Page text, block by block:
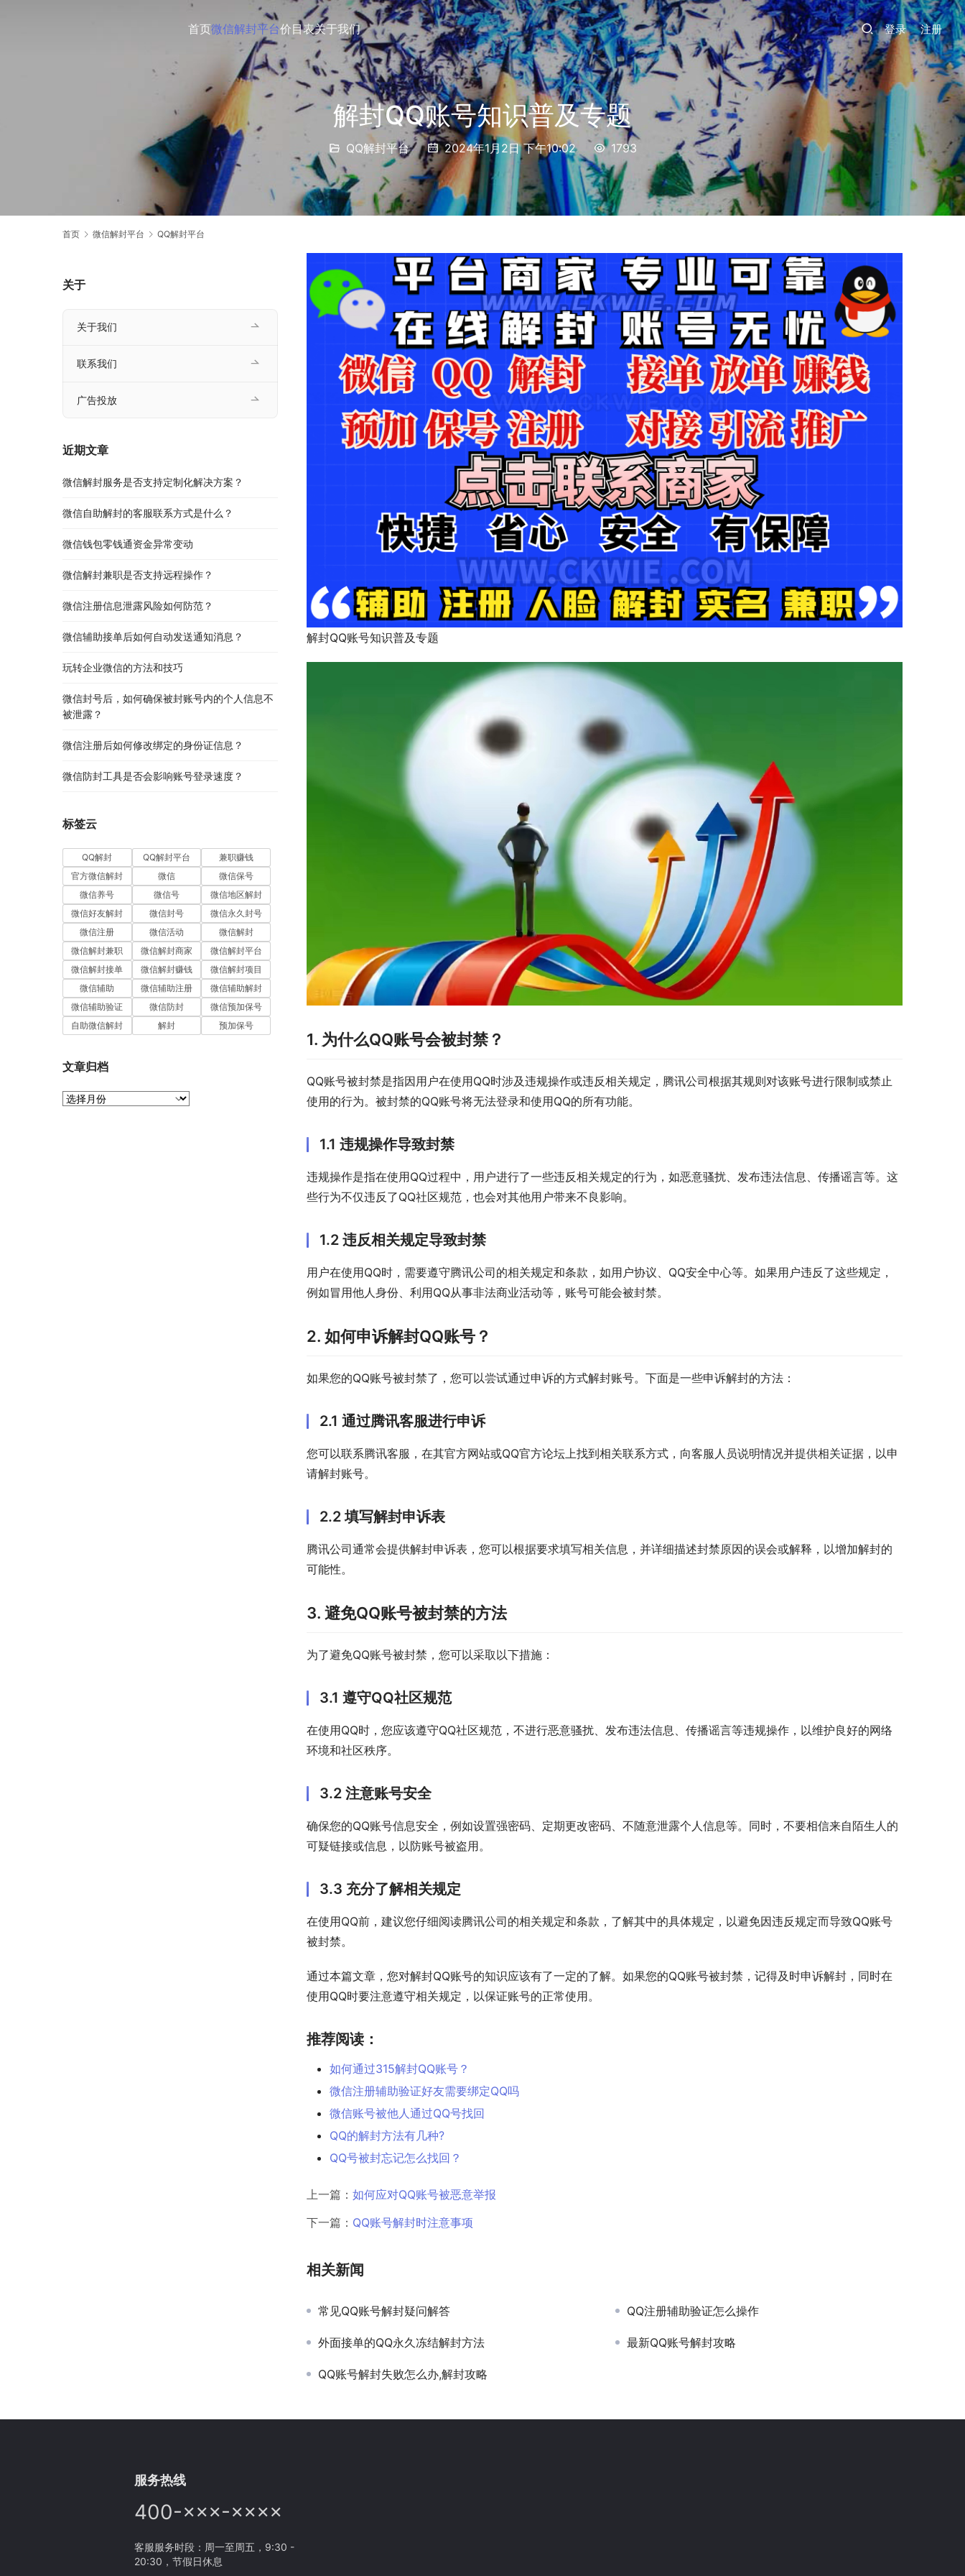
首页微信解封平台价目表关于我们 登录 注册
解封QQ账号知识普及专题
QQ解封平台 2024年1月2日 下午10:02 1793
首页 微信解封平台 QQ解封平台
解封QQ账号知识普及专题
1. 为什么QQ账号会被封禁？
QQ账号被封禁是指因用户在使用QQ时涉及违规操作或违反相关规定，腾讯公司根据其规则对该账号进行限制或禁止
使用的行为。被封禁的QQ账号将无法登录和使用QQ的所有功能。
1.1 违规操作导致封禁
违规操作是指在使用QQ过程中，用户进行了一些违反相关规定的行为，如恶意骚扰、发布违法信息、传播谣言等。这
些行为不仅违反了QQ社区规范，也会对其他用户带来不良影响。
1.2 违反相关规定导致封禁
用户在使用QQ时，需要遵守腾讯公司的相关规定和条款，如用户协议、QQ安全中心等。如果用户违反了这些规定，
例如冒用他人身份、利用QQ从事非法商业活动等，账号可能会被封禁。
2. 如何申诉解封QQ账号？
如果您的QQ账号被封禁了，您可以尝试通过申诉的方式解封账号。下面是一些申诉解封的方法：
2.1 通过腾讯客服进行申诉
您可以联系腾讯客服，在其官方网站或QQ官方论坛上找到相关联系方式，向客服人员说明情况并提供相关证据，以申
请解封账号。
2.2 填写解封申诉表
腾讯公司通常会提供解封申诉表，您可以根据要求填写相关信息，并详细描述封禁原因的误会或解释，以增加解封的
可能性。
3. 避免QQ账号被封禁的方法
为了避免QQ账号被封禁，您可以采取以下措施：
3.1 遵守QQ社区规范
在使用QQ时，您应该遵守QQ社区规范，不进行恶意骚扰、发布违法信息、传播谣言等违规操作，以维护良好的网络
环境和社区秩序。
3.2 注意账号安全
确保您的QQ账号信息安全，例如设置强密码、定期更改密码、不随意泄露个人信息等。同时，不要相信来自陌生人的
可疑链接或信息，以防账号被盗用。
3.3 充分了解相关规定
在使用QQ前，建议您仔细阅读腾讯公司的相关规定和条款，了解其中的具体规定，以避免因违反规定而导致QQ账号
被封禁。
通过本篇文章，您对解封QQ账号的知识应该有了一定的了解。如果您的QQ账号被封禁，记得及时申诉解封，同时在
使用QQ时要注意遵守相关规定，以保证账号的正常使用。
推荐阅读：
如何通过315解封QQ账号？
微信注册辅助验证好友需要绑定QQ吗
微信账号被他人通过QQ号找回
QQ的解封方法有几种?
QQ号被封忘记怎么找回？
上一篇： 如何应对QQ账号被恶意举报
下一篇： QQ账号解封时注意事项
相关新闻
常见QQ账号解封疑问解答 QQ注册辅助验证怎么操作
外面接单的QQ永久冻结解封方法 最新QQ账号解封攻略
QQ账号解封失败怎么办,解封攻略
关于
关于我们
联系我们
广告投放
近期文章
微信解封服务是否支持定制化解决方案？
微信自助解封的客服联系方式是什么？
微信钱包零钱通资金异常变动
微信解封兼职是否支持远程操作？
微信注册信息泄露风险如何防范？
微信辅助接单后如何自动发送通知消息？
玩转企业微信的方法和技巧
微信封号后，如何确保被封账号内的个人信息不
被泄露？
微信注册后如何修改绑定的身份证信息？
微信防封工具是否会影响账号登录速度？
标签云
QQ解封 QQ解封平台
兼职赚钱
官方微信解封
微信
微信保号
微信养号
微信号
微信地区解封
微信好友解封
微信封号
微信永久封号
微信注册
微信活动
微信解封
微信解封兼职
微信解封商家
微信解封平台
微信解封接单
微信解封赚钱
微信解封项目
微信辅助
微信辅助注册
微信辅助解封
微信辅助验证
微信防封
微信预加保号
自助微信解封
解封 预加保号
文章归档
文
服务热线
400-×××-××××
客服服务时段：周一至周五，9:30 -
20:30，节假日休息